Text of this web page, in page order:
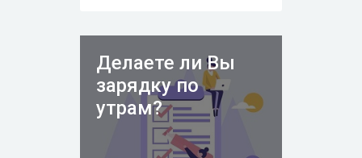
Делаете ли Вы
зарядку по
утрам?